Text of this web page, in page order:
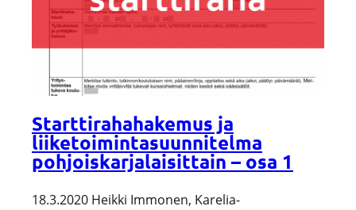
Starttirahahakemus ja
liiketoimintasuunnitelma
pohjoiskarjalaisittain – osa 1
18.3.2020 Heikki Immonen, Karelia-